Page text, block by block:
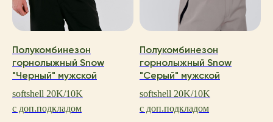
Полукомбинезон
горнолыжный Snow
"Черный" мужской
softshell 20K/10K
с доп.подкладом
Полукомбинезон
горнолыжный Snow
"Серый" мужской
softshell 20K/10K
с доп.подкладом